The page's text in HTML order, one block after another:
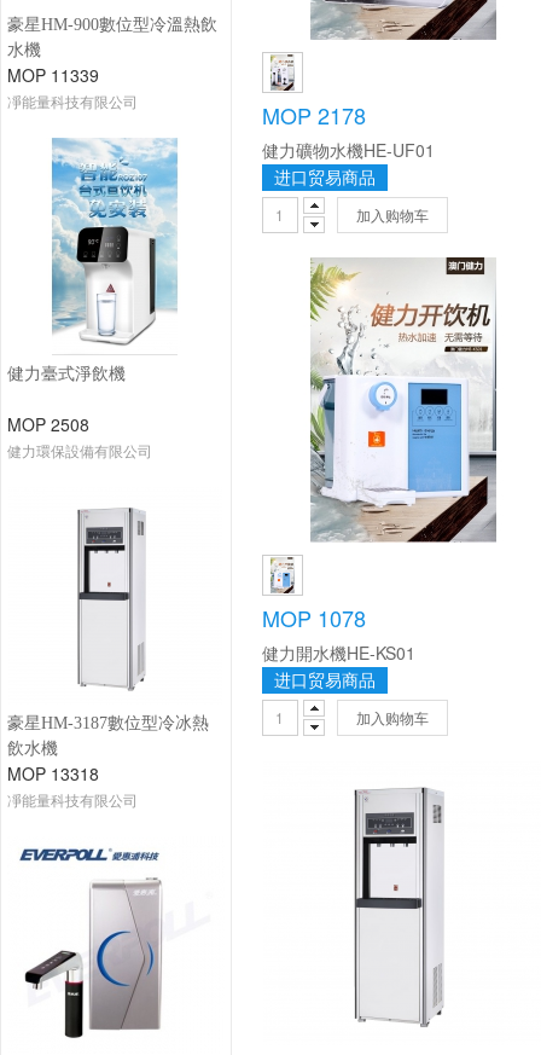
豪星HM-900數位型冷溫熱飲
水機
MOP 11339
凈能量科技有限公司
健力臺式淨飲機
MOP 2508
健力環保設備有限公司
豪星HM-3187數位型冷冰熱
飲水機
MOP 13318
凈能量科技有限公司
MOP 2178
健力礦物水機HE-UF01
进口贸易商品
加入购物车
MOP 1078
健力開水機HE-KS01
进口贸易商品
加入购物车